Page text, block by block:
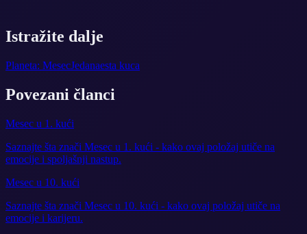
Istražite dalje
Planeta: MesecJedanaesta kuca
Povezani članci
Mesec u 1. kući
Saznajte šta znači Mesec u 1. kući - kako ovaj položaj utiče na
emocije i spoljašnji nastup.
Mesec u 10. kući
Saznajte šta znači Mesec u 10. kući - kako ovaj položaj utiče na
emocije i karijeru.